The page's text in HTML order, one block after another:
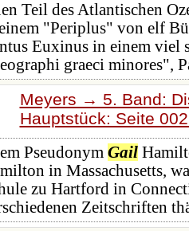
Teil des Atlantischen
"Periplus" von elf
Euxinus in einem viel
graeci minores",
Meyers → 5. Band:
Hauptstück: Seite
Pseudonym Gail
in Massachusetts,
zu Hartford in
Zeitschriften